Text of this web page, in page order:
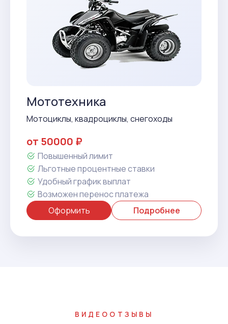
Мототехника
Мотоциклы, квадроциклы, снегоходы
от 50000 ₽
Повышенный лимит
Льготные процентные ставки
Удобный график выплат
Возможен перенос платежа
Оформить
Подробнее
ВИДЕООТЗЫВЫ